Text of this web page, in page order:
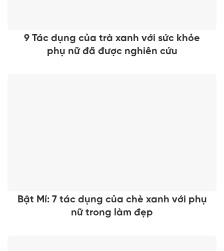
9 Tác dụng của trà xanh với sức khỏe
phụ nữ đã được nghiên cứu
Bật Mí: 7 tác dụng của chè xanh với phụ
nữ trong làm đẹp